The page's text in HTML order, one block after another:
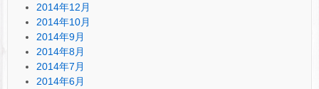
2014年12月
2014年10月
2014年9月
2014年8月
2014年7月
2014年6月